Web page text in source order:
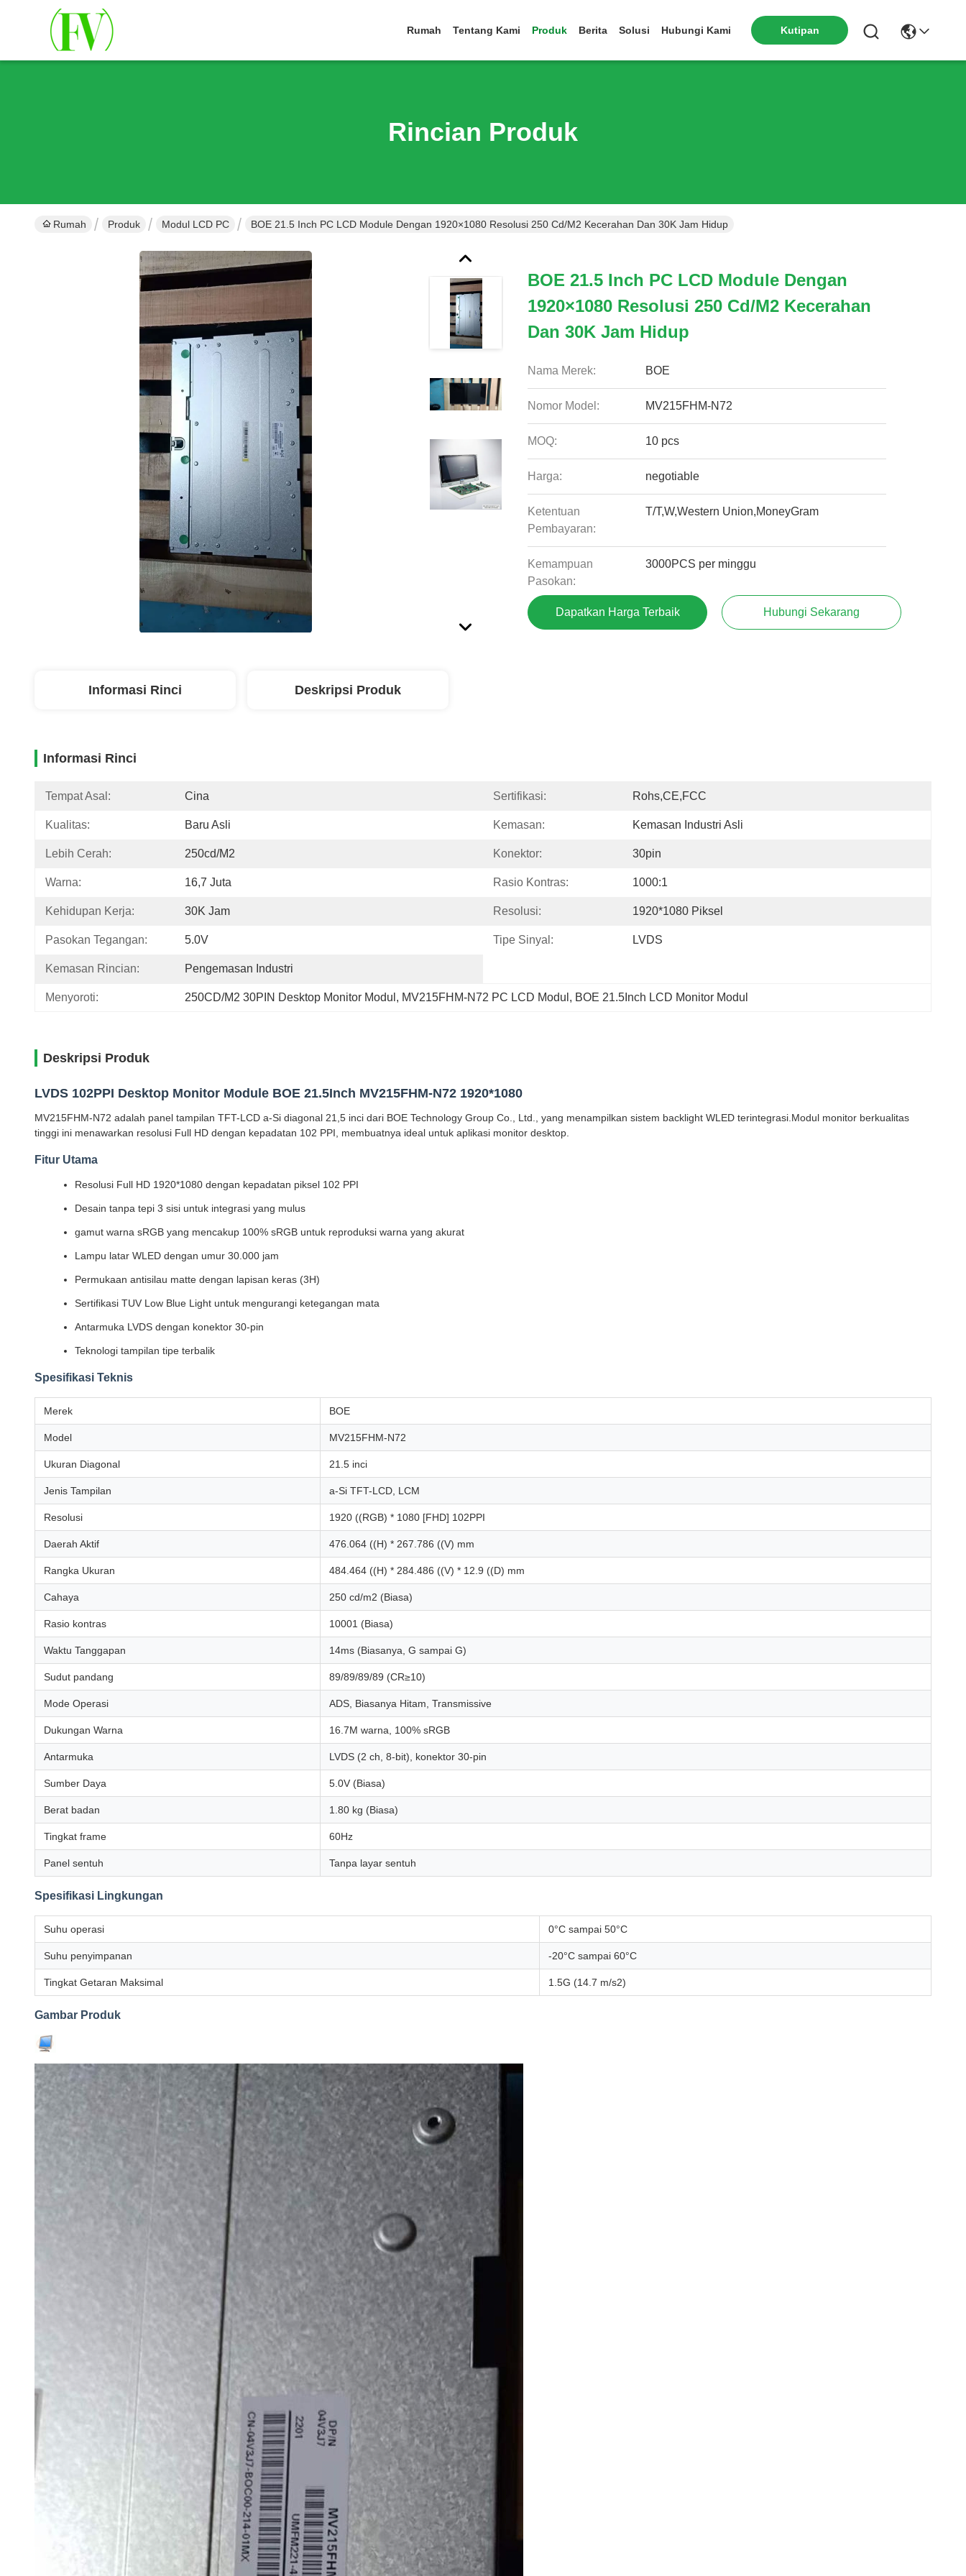
Rumah Tentang Kami Produk Berita Solusi Hubungi Kami Kutipan
Rincian Produk
Rumah Produk Modul LCD PC BOE 21.5 Inch PC LCD Module Dengan 1920×1080 Resolusi 250 Cd/m2 Kecerahan Dan 30K Jam Hidup
BOE 21.5 Inch PC LCD Module Dengan
1920×1080 Resolusi 250 Cd/m2 Kecerahan
Dan 30K Jam Hidup
Nama Merek: BOE
Nomor Model: MV215FHM-N72
MOQ: 10 pcs
Harga: negotiable
Ketentuan
Pembayaran:
T/T,W,Western Union,MoneyGram
Kemampuan
Pasokan:
3000PCS per minggu
Dapatkan Harga Terbaik Hubungi Sekarang
Informasi Rinci Deskripsi Produk
Informasi Rinci
Tempat Asal: Cina Sertifikasi: Rohs,CE,FCC
Kualitas: Baru Asli Kemasan: Kemasan Industri Asli
Lebih Cerah: 250cd/m2 Konektor: 30pin
Warna: 16,7 Juta Rasio Kontras: 1000:1
Kehidupan Kerja: 30K Jam Resolusi: 1920*1080 Piksel
Pasokan Tegangan: 5.0V Tipe Sinyal: LVDS
Kemasan Rincian: Pengemasan Industri
Menyoroti: 250CD/M2 30PIN Desktop Monitor Modul , MV215FHM-N72 PC LCD Modul , BOE 21.5Inch LCD Monitor Modul
Deskripsi Produk
LVDS 102PPI Desktop Monitor Module BOE 21.5Inch MV215FHM-N72 1920*1080
MV215FHM-N72 adalah panel tampilan TFT-LCD a-Si diagonal 21,5 inci dari BOE Technology Group Co., Ltd., yang menampilkan sistem backlight WLED terintegrasi.Modul monitor berkualitas
tinggi ini menawarkan resolusi Full HD dengan kepadatan 102 PPI, membuatnya ideal untuk aplikasi monitor desktop.
Fitur Utama
Resolusi Full HD 1920*1080 dengan kepadatan piksel 102 PPI
Desain tanpa tepi 3 sisi untuk integrasi yang mulus
gamut warna sRGB yang mencakup 100% sRGB untuk reproduksi warna yang akurat
Lampu latar WLED dengan umur 30.000 jam
Permukaan antisilau matte dengan lapisan keras (3H)
Sertifikasi TUV Low Blue Light untuk mengurangi ketegangan mata
Antarmuka LVDS dengan konektor 30-pin
Teknologi tampilan tipe terbalik
Spesifikasi Teknis
Merek BOE
Model MV215FHM-N72
Ukuran Diagonal 21.5 inci
Jenis Tampilan a-Si TFT-LCD, LCM
Resolusi 1920 ((RGB) * 1080 [FHD] 102PPI
Daerah Aktif 476.064 ((H) * 267.786 ((V) mm
Rangka Ukuran 484.464 ((H) * 284.486 ((V) * 12.9 ((D) mm
Cahaya 250 cd/m2 (Biasa)
Rasio kontras 10001 (Biasa)
Waktu Tanggapan 14ms (Biasanya, G sampai G)
Sudut pandang 89/89/89/89 (CR≥10)
Mode Operasi ADS, Biasanya Hitam, Transmissive
Dukungan Warna 16.7M warna, 100% sRGB
Antarmuka LVDS (2 ch, 8-bit), konektor 30-pin
Sumber Daya 5.0V (Biasa)
Berat badan 1.80 kg (Biasa)
Tingkat frame 60Hz
Panel sentuh Tanpa layar sentuh
Spesifikasi Lingkungan
Suhu operasi 0°C sampai 50°C
Suhu penyimpanan -20°C sampai 60°C
Tingkat Getaran Maksimal 1.5G (14.7 m/s2)
Gambar Produk